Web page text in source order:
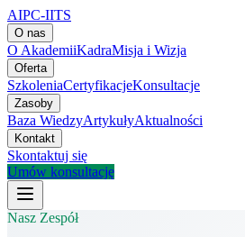
AIPC-IITS
O nas
O AkademiiKadraMisja i Wizja
Oferta
SzkoleniaCertyfikacjeKonsultacje
Zasoby
Baza WiedzyArtykułyAktualności
Kontakt
Skontaktuj się
Umów konsultację
Nasz Zespół